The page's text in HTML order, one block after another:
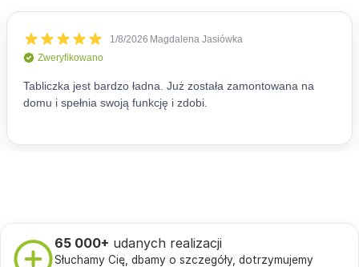
65 000+ udanych realizacji
Słuchamy Cię, dbamy o szczegóły, dotrzymujemy